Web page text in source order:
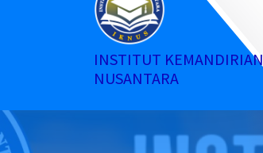
INSTITUT KEMANDIRIAN
NUSANTARA